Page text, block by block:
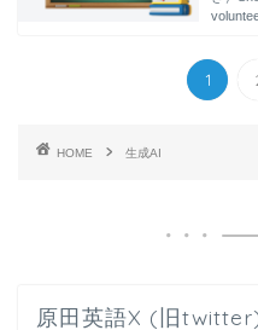
1
HOME 生成AI
原田英語X (旧